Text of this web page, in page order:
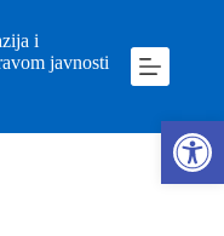
i
javnosti